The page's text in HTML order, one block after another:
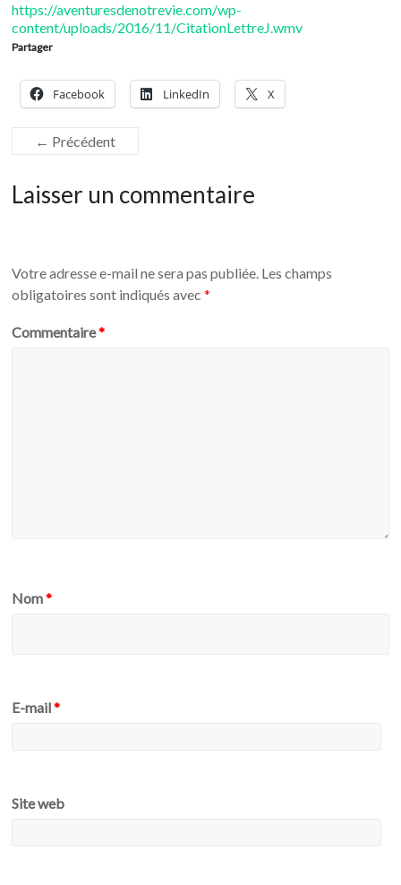
https://aventuresdenotrevie.com/wp-
content/uploads/2016/11/CitationLettreJ.wmv
Partager
Facebook LinkedIn X
← Précédent
Laisser un commentaire
Votre adresse e-mail ne sera pas publiée. Les champs
obligatoires sont indiqués avec*
Commentaire*
Nom*
E-mail*
Site web